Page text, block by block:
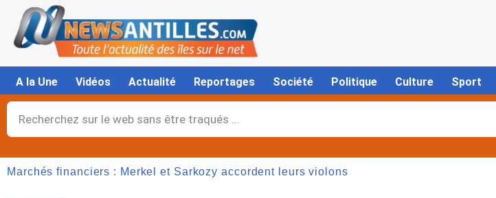
contenu
A la Une Vidéos Actualité Reportages Société Politique Culture Sport
Rechercher
Marchés financiers : Merkel et Sarkozy accordent leurs violons